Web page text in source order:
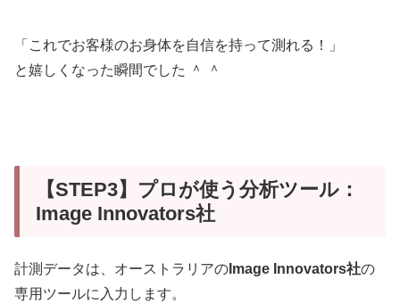
「これでお客様のお身体を自信を持って測れる！」
と嬉しくなった瞬間でした ＾ ＾
【STEP3】プロが使う分析ツール：
Image Innovators社
計測データは、オーストラリアの Image Innovators社の
専用ツールに入力します。